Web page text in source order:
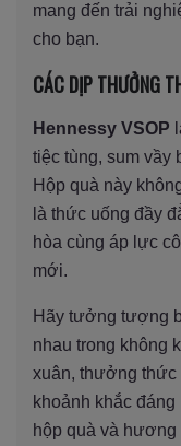
mang đến trải
cho bạn.
CÁC DỊP THƯỞNG
Hennessy VSOP
tiệc tùng, sum vầy
Hộp quà này
là thức uống đầy
hòa cùng áp lực
mới.
Hãy tưởng tượng
nhau trong không
xuân, thưởng thức
khoảnh khắc
hộp quà và